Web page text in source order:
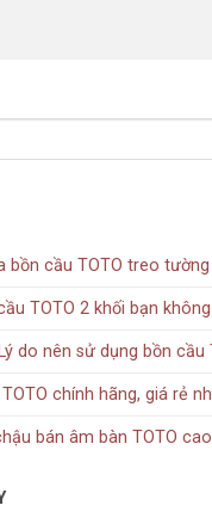
bồn cầu TOTO treo
TOTO 2 khối bạn
do nên sử dụng bồn cầu
chính hãng, giá rẻ
bán âm bàn TOTO